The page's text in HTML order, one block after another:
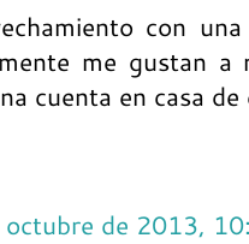
con
me gustan
cuenta en casa
octubre de 2013,